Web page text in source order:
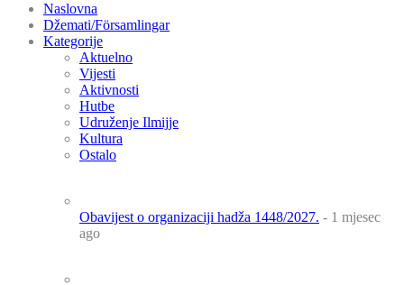
Naslovna
Džemati/Församlingar
Kategorije
Aktuelno
Vijesti
Aktivnosti
Hutbe
Udruženje Ilmijje
Kultura
Ostalo
Obavijest o organizaciji hadža 1448/2027. - 1 mjesec
ago